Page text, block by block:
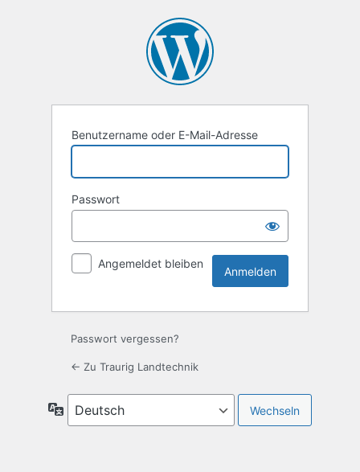
Benutzername oder E-Mail-Adresse
Passwort
Angemeldet bleiben
Passwort vergessen?
← Zu Traurig Landtechnik
Sprache